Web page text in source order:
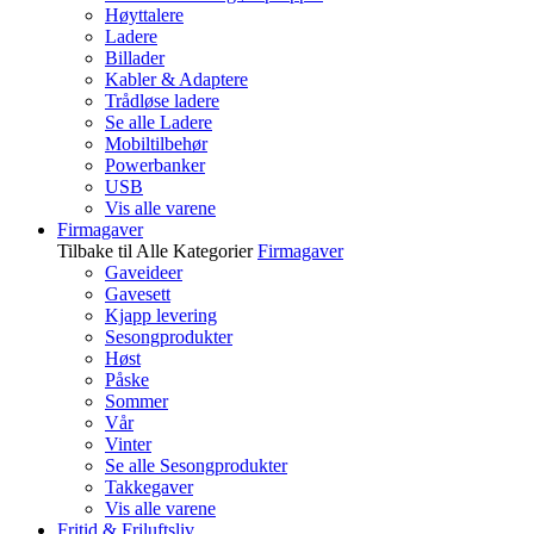
Høyttalere
Ladere
Billader
Kabler & Adaptere
Trådløse ladere
Se alle Ladere
Mobiltilbehør
Powerbanker
USB
Vis alle varene
Firmagaver
Tilbake til Alle Kategorier Firmagaver
Gaveideer
Gavesett
Kjapp levering
Sesongprodukter
Høst
Påske
Sommer
Vår
Vinter
Se alle Sesongprodukter
Takkegaver
Vis alle varene
Fritid & Friluftsliv